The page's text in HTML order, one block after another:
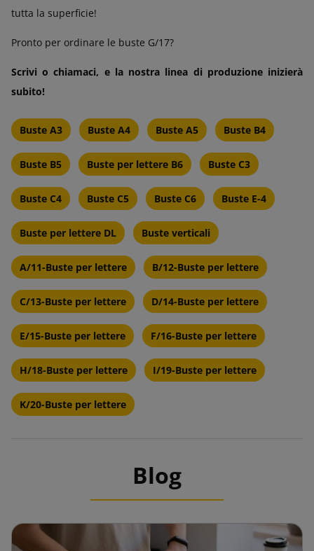
tutta la superficie!
Pronto per ordinare le buste G/17?
Scrivi o chiamaci, e la nostra linea di produzione inizierà
subito!
Buste A3 Buste A4 Buste A5 Buste B4
Buste B5 Buste per lettere B6 Buste C3
Buste C4 Buste C5 Buste C6 Buste E-4
Buste per lettere DL Buste verticali
A/11-Buste per lettere B/12-Buste per lettere
C/13-Buste per lettere D/14-Buste per lettere
E/15-Buste per lettere F/16-Buste per lettere
H/18-Buste per lettere I/19-Buste per lettere
K/20-Buste per lettere
Blog